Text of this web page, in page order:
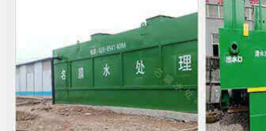
50吨养猪污水处理报价
成都（吴经理）1天前 159... 100吨脱硫污水处理设备报
泸州（朱经理）5天前 182... 30吨生活污水处理设备合